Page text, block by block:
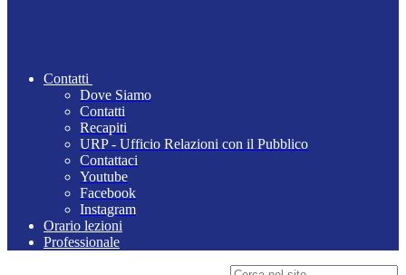
Contatti
Dove Siamo
Contatti
Recapiti
URP - Ufficio Relazioni con il Pubblico
Contattaci
Youtube
Facebook
Instagram
Orario lezioni
Professionale